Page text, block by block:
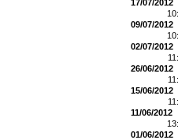
17/07/2012
09/07/2012
02/07/2012
26/06/2012
15/06/2012
11/06/2012
01/06/2012